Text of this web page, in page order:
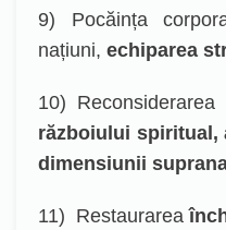
9) Pocăința
națiuni, echiparea
10) Reconsiderarea
războiului spiritual,
dimensiunii
11) Restaurarea